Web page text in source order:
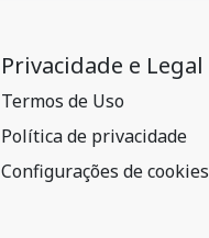
Privacidade e Legal
Termos de Uso
Política de privacidade
Configurações de cookies